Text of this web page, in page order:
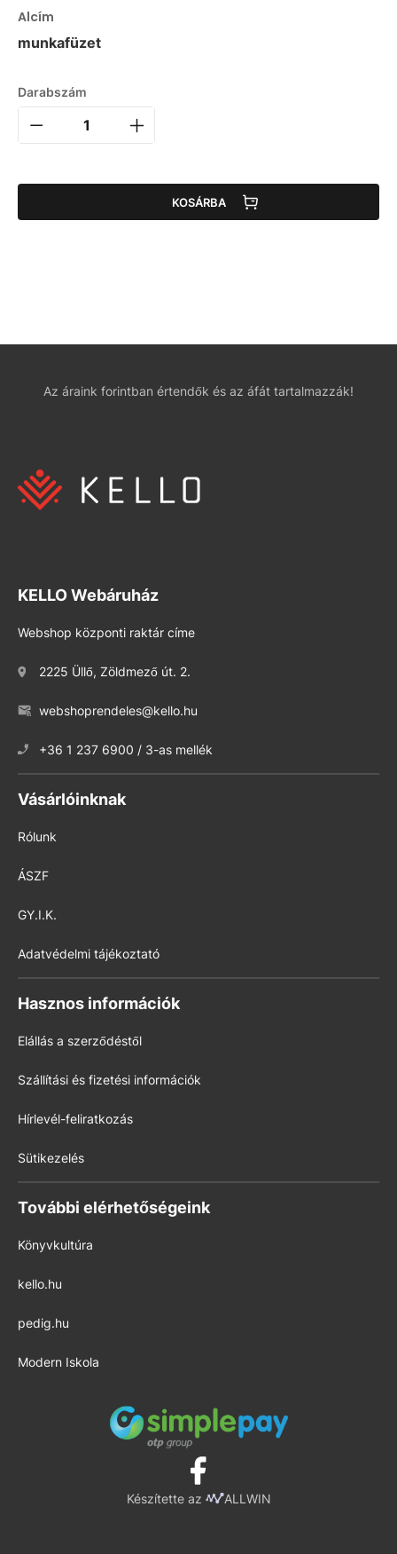
Alcím
munkafüzet
Darabszám
KOSÁRBA
Az áraink forintban értendők és az áfát tartalmazzák!
KELLO Webáruház
Webshop központi raktár címe
2225 Üllő, Zöldmező út. 2.
webshoprendeles@kello.hu
+36 1 237 6900 / 3-as mellék
Vásárlóinknak
Rólunk
ÁSZF
GY.I.K.
Adatvédelmi tájékoztató
Hasznos információk
Elállás a szerződéstől
Szállítási és fizetési információk
Hírlevél-feliratkozás
Sütikezelés
További elérhetőségeink
Könyvkultúra
kello.hu
pedig.hu
Modern Iskola
Készítette az ALLWIN